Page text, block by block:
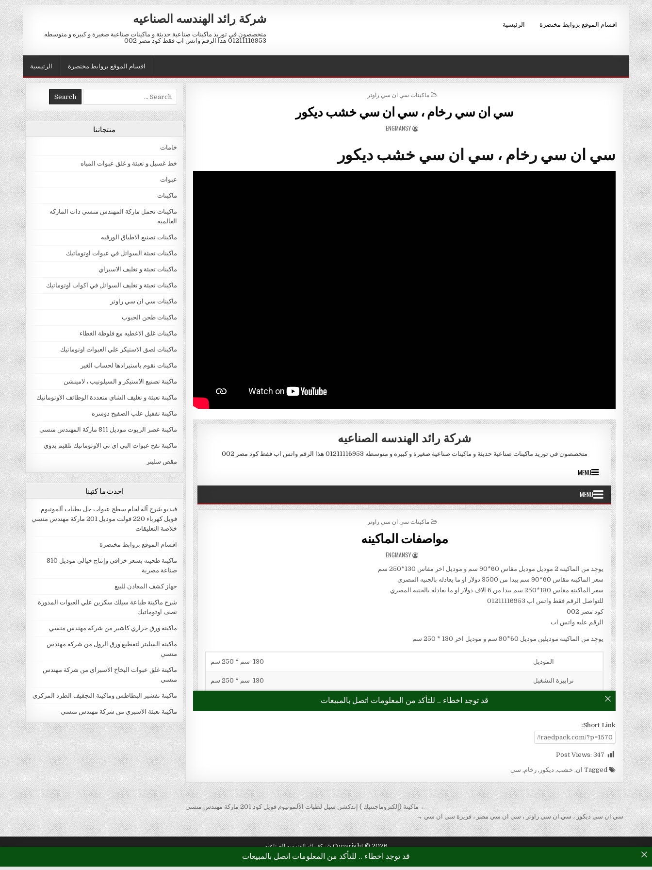
Skip to content
شركة رائد الهندسه الصناعيه
متخصصون في توريد ماكينات صناعية حديثة و ماكينات صناعية صغيرة و كبيره و متوسطه
01211116953 هذا الرقم واتس اب فقط كود مصر 002
الرئيسية اقسام الموقع بروابط مختصرة
الرئيسية اقسام الموقع بروابط مختصرة
POSTED IN
ماكينات سي ان سي راوتر
سي ان سي رخام ، سي ان سي خشب ديكور
AUTHOR:
ENGMANSY
سي ان سي رخام ، سي ان سي خشب ديكور
Short Link:
Post Views: 347
Tagged ان, خشب, ديكور ,رخام, سي
تصفّح المقالات
← ماكينة (إلكتروماجنتيك ) إندكشن سيل لطبات الآلمونيوم فويل كود 201 ماركة مهندس منسي
سي ان سي ديكور ، سي ان سي راوتر ، سي ان سي مصر ، فريزة سي ان سي →
Search for:
منتجاتنا
خامات
خط غسيل و تعبئة و غلق عبوات المياه
عبوات
ماكينات
ماكينات تحمل ماركة المهندس منسي ذات الماركه
العالميه
ماكينات تصنيع الاطباق الورقيه
ماكينات تعبئة السوائل في عبوات اوتوماتيك
ماكينات تعبئة و تغليف الاسبراي
ماكينات تعبئة و تغليف السوائل في اكواب اوتوماتيك
ماكينات سي ان سي راوتر
ماكينات طحن الحبوب
ماكينات غلق الاغطيه مع فلوظة الغطاء
ماكينات لصق الاستيكر علي العبوات اوتوماتيك
ماكينات نقوم باستيرادها لحساب الغير
ماكينة تصنيع الاستيكر و السيلوتيب ، لامينشن
ماكينة تعبئة و تغليف الشاي متعددة الوطائف الاوتوماتيك
ماكينة تقفيل علب الصفيح دوسره
ماكينة عصر الزيوت موديل 811 ماركة المهندس منسي
ماكينة نفخ عبوات البي اي تي الاوتوماتيك تلقيم يدوي
مقص سليتر
احدث ما كتبنا
فيديو شرح آلة لحام سطح عبوات جل بطبات ألمونيوم
فويل كهرباء 220 فولت موديل 201 ماركة مهندس منسي
خلاصة التعليقات
اقسام الموقع بروابط مختصرة
ماكينة طحينه بسعر خرافي وإنتاج خيالي موديل 810
صناعة مصرية
جهاز كشف المعادن للبيع
شرح ماكينة طباعة سيلك سكرين علي العبوات المدورة
نصف اوتوماتيك
ماكينه ورق حراري كاشير من شركة مهندس منسي
ماكينة السليتر لتقطيع ورق الرول من شركة مهندس
منسي
ماكينة غلق عبوات البخاخ الاسبراى من شركة مهندس
منسي
ماكينة تقشير البطاطس وماكينة التجفيف الطرد المركزي
ماكينة تعبئة الاسبري من شركة مهندس منسي
Copyright © 2026 شركة رائد الهندسه الصناعيه
Design by ThemesDNA.com
قد توجد اخطاء .. للتأكد من المعلومات اتصل بالمبيعات